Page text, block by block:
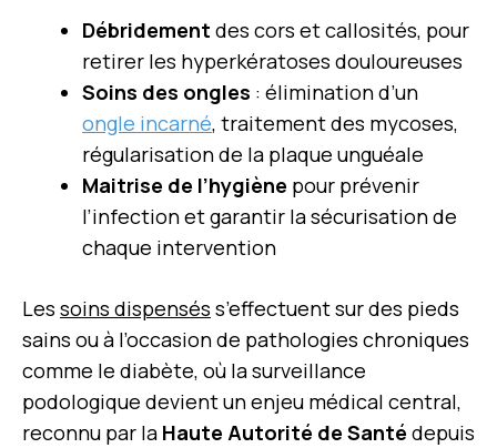
Débridement des cors et callosités, pour
retirer les hyperkératoses douloureuses
Soins des ongles : élimination d’un
ongle incarné, traitement des mycoses,
régularisation de la plaque unguéale
Maitrise de l’hygiène pour prévenir
l’infection et garantir la sécurisation de
chaque intervention
Les soins dispensés s’effectuent sur des pieds
sains ou à l’occasion de pathologies chroniques
comme le diabète, où la surveillance
podologique devient un enjeu médical central,
reconnu par la Haute Autorité de Santé depuis